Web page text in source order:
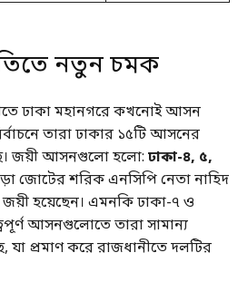
নতুন চমক
ঢাকা মহানগরে কখনোই আসন
তারা ঢাকার ১৫টি আসনের
জয়ী আসনগুলো হলো: ঢাকা-৪, ৫,
জোটের শরিক এনসিপি নেতা নাহিদ
হয়েছেন। এমনকি ঢাকা-৭ ও
আসনগুলোতে তারা সামান্য
যা প্রমাণ করে রাজধানীতে দলটির